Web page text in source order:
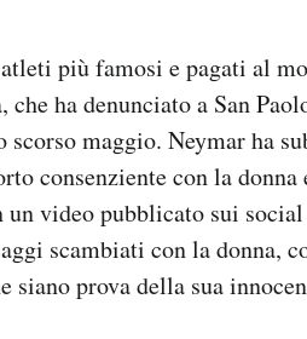
più famosi e pagati al
ha denunciato a San
maggio. Neymar ha
consenziente con la donna
video pubblicato sui
scambiati con la donna,
siano prova della sua